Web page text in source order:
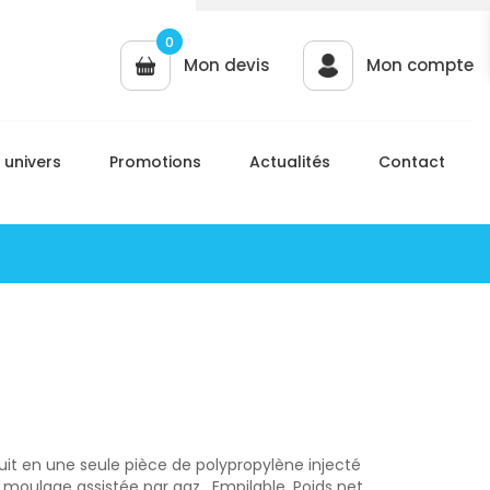
0
Mon devis Mon compte
univers Promotions Actualités Contact
en une seule pièce de polypropylène injecté